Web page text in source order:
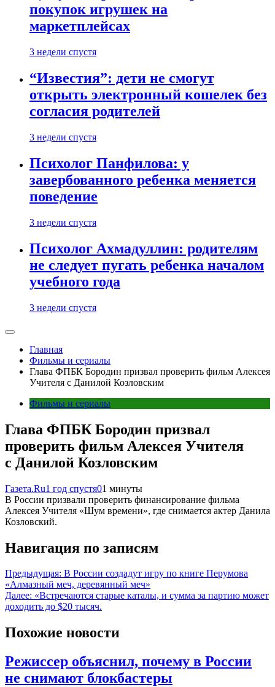
покупок игрушек на
маркетплейсах
3 недели спустя
“Известия”: дети не смогут
открыть электронный кошелек без
согласия родителей
3 недели спустя
Психолог Панфилова: у
завербованного ребенка меняется
поведение
3 недели спустя
Психолог Ахмадуллин: родителям
не следует пугать ребенка началом
учебного года
3 недели спустя
Главная
Фильмы и сериалы
Глава ФПБК Бородин призвал проверить фильм Алексея
Учителя с Данилой Козловским
Фильмы и сериалы
Глава ФПБК Бородин призвал
проверить фильм Алексея Учителя
с Данилой Козловским
Газета.Ru1 год спустя01 минуты
В России призвали проверить финансирование фильма
Алексея Учителя «Шум времени», где снимается актер Данила
Козловский.
Навигация по записям
Предыдущая: В России создадут игру по книге Перумова
«Алмазный меч, деревянный меч»
Далее: «Встречаются старые каталы, и сумма за партию может
доходить до $20 тысяч.
Похожие новости
Режиссер объяснил, почему в России
не снимают блокбастеры